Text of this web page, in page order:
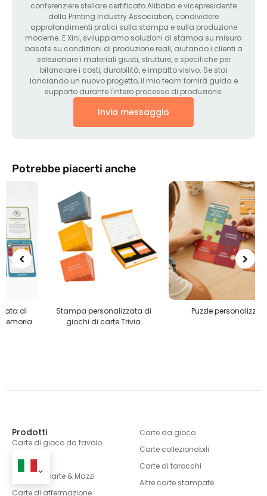
conferenziere stellare certificato Alibaba e vicepresidente
della Printing Industry Association, condividere
approfondimenti pratici sulla stampa e sulla produzione
moderne. E Xini, sviluppiamo soluzioni di stampa su misura
basate su condizioni di produzione reali, aiutando i clienti a
selezionare i materiali giusti, strutture, e specifiche per
bilanciare i costi, durabilità, e impatto visivo. Se stai
lanciando un nuovo progetto, il mio team fornirà guida e
supporto durante l'intero processo di produzione.
Invia messaggio
Potrebbe piacerti anche
Stampa personalizzata di
giochi di carte Trivia
Puzzle personalizzati
Prodotti
Carte di gioco da tavolo
Flashcard
Giochi di carte & Mazzi
Carte di affermazione
Carte da gioco
Carte collezionabili
Carte di tarocchi
Altre carte stampate